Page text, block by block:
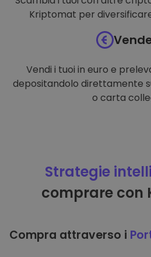
Kriptomat per
Vendi i tuoi in euro e
depositandolo direttamente
o carta
Strategie
comprare con
Compra attraverso i